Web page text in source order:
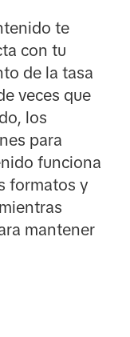
te
con tu
de la tasa
veces que
los
para
funciona
formatos y
mantener